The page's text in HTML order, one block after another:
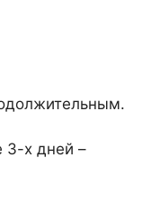
3-х дней –